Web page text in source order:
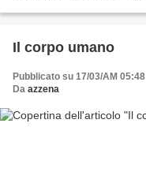
Il corpo umano
Pubblicato su 17/03/AM 05:48
Da azzena